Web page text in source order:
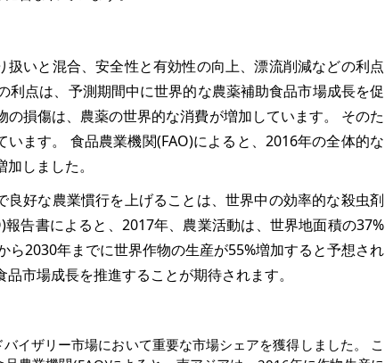
いと混合、安全性と有効性の向上、漂流削減などの利点
点は、予測期間中に世界的な農薬補助食品市場成長を促
損傷は、農薬の世界的な消費が増加しています。 そのた
ます。 食品農業機関(FAO)によると、2016年の全体的な
しました。
好な農業慣行を上げることは、世界中の効率的な殺虫剤
告書によると、2017年、農業活動は、世界地面積の37%
ら2030年までに世界作物の生産が55%増加すると予想され
市場成長を推進することが期待されます。
イザリー市場において重要な市場シェアを獲得しました。 こ